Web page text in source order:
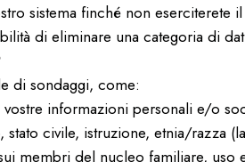
sistema finché non eserciterete
di eliminare una categoria di
di sondaggi, come:
informazioni personali e/o
stato civile, istruzione, etnia/
membri del nucleo familiare,